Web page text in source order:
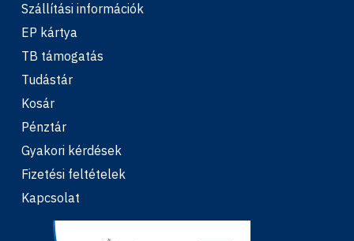
Szállítási információk
EP kártya
TB támogatás
Tudástár
Kosár
Pénztár
Gyakori kérdések
Fizetési feltételek
Kapcsolat